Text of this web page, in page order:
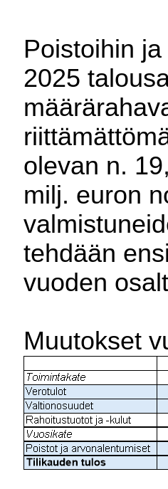
Poistoihin
2025
olevan n.
milj. euron
tehdään
vuoden
Muutokset